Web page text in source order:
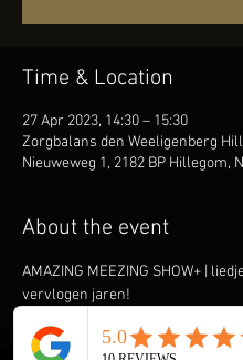
Time & Location
27 Apr 2023, 14:30 – 15:30
Zorgbalans den Weeligenberg
Nieuweweg 1, 2182 BP Hillegom,
About the event
AMAZING MEEZING SHOW+ |
vervlogen jaren!
warm hart toe en komt graag